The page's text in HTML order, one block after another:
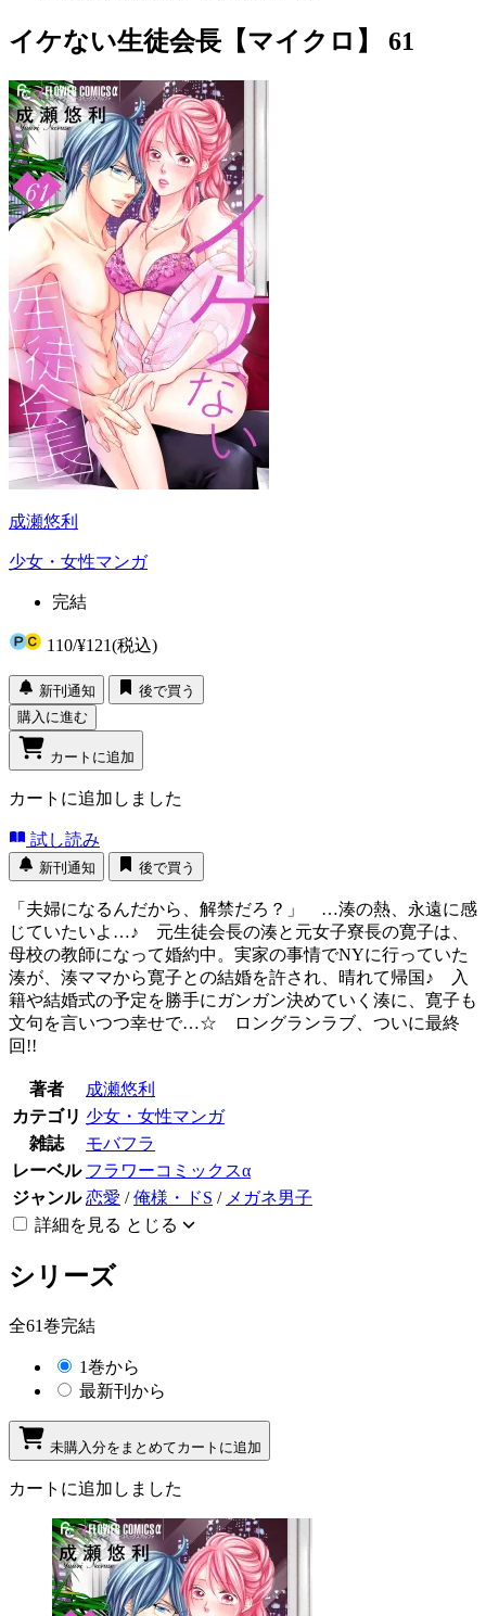
イケない生徒会長【マイクロ】 61
成瀬悠利
少女・女性マンガ
完結
110/¥121(税込)
新刊通知
後で買う
購入に進む
カートに追加
カートに追加しました
試し読み
新刊通知 後で買う
「夫婦になるんだから、解禁だろ？」 …湊の熱、永遠に感
じていたいよ…♪ 元生徒会長の湊と元女子寮長の寛子は、
母校の教師になって婚約中。実家の事情でNYに行っていた
湊が、湊ママから寛子との結婚を許され、晴れて帰国♪ 入
籍や結婚式の予定を勝手にガンガン決めていく湊に、寛子も
文句を言いつつ幸せで…☆ ロングランラブ、ついに最終
回!!
著者
成瀬悠利
カテゴリ 少女・女性マンガ
雑誌
モバフラ
レーベル フラワーコミックスα
ジャンル 恋愛 /俺様・ドS / メガネ男子
詳細を見る とじる
シリーズ
全61巻完結
1巻から
最新刊から
未購入分をまとめてカートに追加
カートに追加しました